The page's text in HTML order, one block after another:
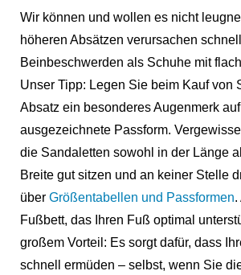
Wir können und wollen es nicht
höheren Absätzen verursachen
Beinbeschwerden als Schuhe mit
Unser Tipp: Legen Sie beim Kauf von
Absatz ein besonderes Augenmerk
ausgezeichnete Passform.
die Sandaletten sowohl in der Länge
Breite gut sitzen und an keiner Stelle
über Größentabellen und Passformen.
Fußbett, das Ihren Fuß optimal
großem Vorteil: Es sorgt dafür, dass
schnell ermüden – selbst, wenn Sie